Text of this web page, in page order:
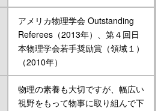
アメリカ物理学会 Outstanding
Referees（2013年）、第４回日
本物理学会若手奨励賞（領域１）
（2010年）
物理の素養も大切ですが、幅広い
視野をもって物事に取り組んで下